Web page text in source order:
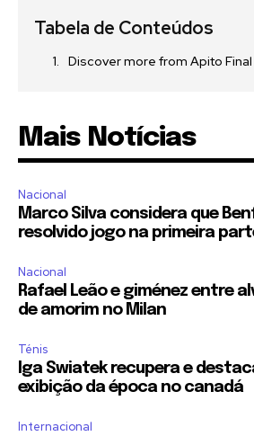
Tabela de Conteúdos
Discover more from Apito Final
Mais Notícias
Nacional
Marco Silva considera que
resolvido jogo na primeira
Nacional
Rafael Leão e giménez entre
de amorim no Milan
Ténis
Iga Swiatek recupera e
exibição da época no canadá
Internacional